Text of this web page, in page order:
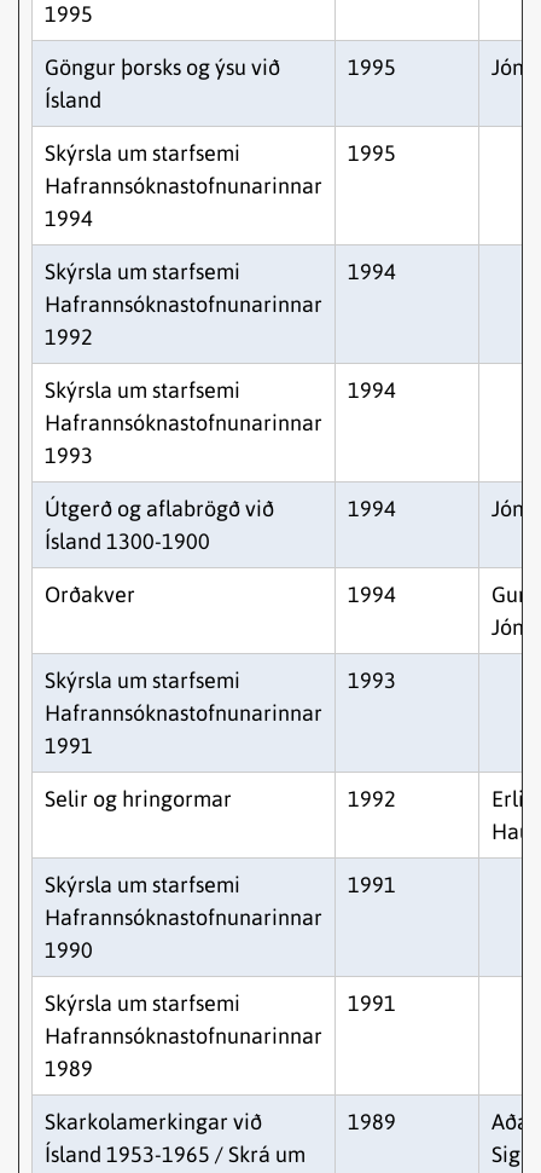
1995
Göngur þorsks og ýsu við
Ísland
1995 Jón
Skýrsla um starfsemi
Hafrannsóknastofnunarinnar
1994
1995
Skýrsla um starfsemi
Hafrannsóknastofnunarinnar
1992
1994
Skýrsla um starfsemi
Hafrannsóknastofnunarinnar
1993
1994
Útgerð og aflabrögð við
Ísland 1300-1900
1994 Jón
Orðakver 1994
Skýrsla um starfsemi
Hafrannsóknastofnunarinnar
1991
1993
Selir og hringormar 1992
Skýrsla um starfsemi
Hafrannsóknastofnunarinnar
1990
1991
Skýrsla um starfsemi
Hafrannsóknastofnunarinnar
1989
1991
Skarkolamerkingar við
Ísland 1953-1965 / Skrá um
1989